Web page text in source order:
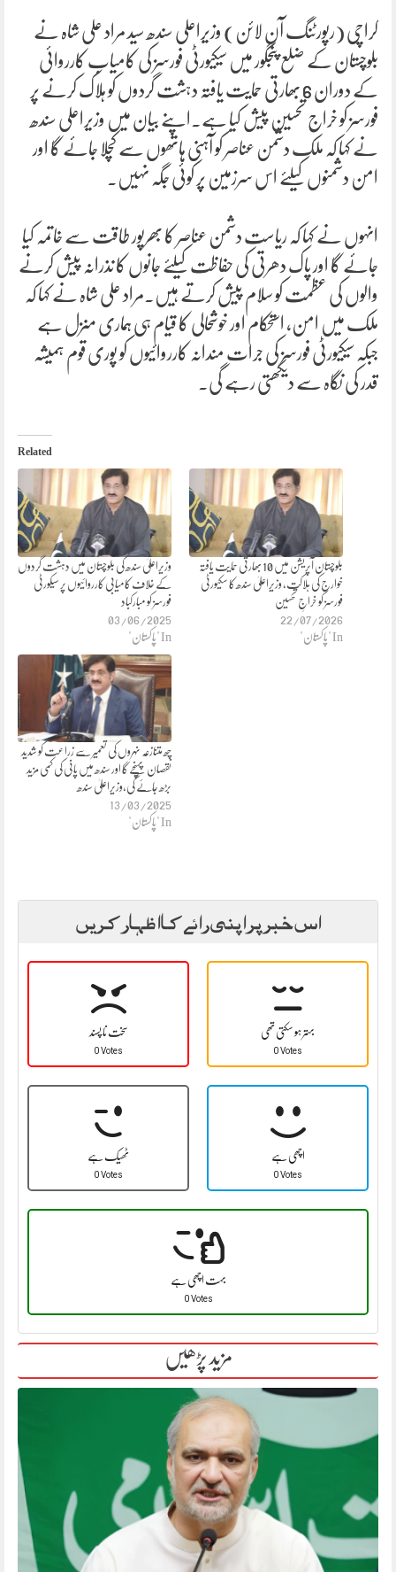
کراچی (رپورٹنگ آن لائن) وزیراعلی سندھ سید مراد علی شاہ نے
بلوچستان کے ضلع پنجگور میں سیکیورٹی فورسز کی کامیاب کارروائی
کے دوران 6 بھارتی حمایت یافتہ دہشت گردوں کو ہلاک کرنے پر
فورسز کو خراج تحسین پیش کیا ہے۔اپنے بیان میں وزیراعلی سندھ
نے کہا کہ ملک دشمن عناصر کو آہنی ہاتھوں سے کچلا جائے گا اور
امن دشمنوں کیلئے اس سرزمین پر کوئی جگہ نہیں۔
انہوں نے کہا کہ ریاست دشمن عناصر کا بھرپور طاقت سے خاتمہ کیا
جائے گا اور پاک دھرتی کی حفاظت کیلئے جانوں کا نذرانہ پیش کرنے
والوں کی عظمت کو سلام پیش کرتے ہیں۔مراد علی شاہ نے کہا کہ
ملک میں امن، استحکام اور خوشحالی کا قیام ہی ہماری منزل ہے
جبکہ سیکیورٹی فورسز کی جرات مندانہ کارروائیوں کو پوری قوم ہمیشہ
قدر کی نگاہ سے دیکھتی رہے گی۔
Related
وزیراعلیٰ سندھ کی بلوچستان میں دہشت گردوں
کے خلاف کامیابی کارروائیوں پر سیکورٹی
فورسز کو مبارکباد
03/06/2025
In "پاکستان"
بلوچستان آپریشن میں 10 بھارتی حمایت یافتہ
خوارج کی ہلاکت، وزیراعلیٰ سندھ کا سکیورٹی
فورسز کو خراجِ تحسین
22/07/2026
In "پاکستان"
چھ متنازعہ نہروں کی تعمیر سے زراعت کو شدید
نقصان پہنچے گا اور سندھ میں پانی کی کمی مزید
بڑھ جائے گی،وزیراعلیٰ سندھ
13/03/2025
In "پاکستان"
اس خبر پر اپنی رائے کا اظہار کریں
سخت نا پسند
0 Votes
بہتر ہو سکتی تھی
0 Votes
ٹھیک ہے
0 Votes
اچھی ہے
0 Votes
بہت اچھی ہے
0 Votes
مزید پڑھیں